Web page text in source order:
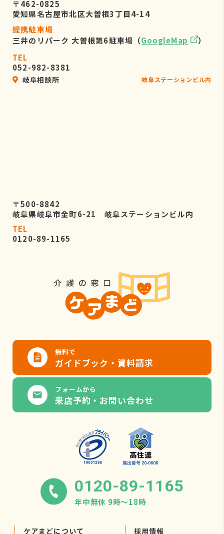
〒462-0825
愛知県名古屋市北区大曽根3丁目4-14
提携駐車場
三井のリパーク 大曽根第6駐車場（GoogleMap
）
TEL
052-982-8381
岐阜相談所 岐阜ステーションビル内
〒500-8842
岐阜県岐阜市金町6-21 岐阜ステーションビル内
TEL
0120-89-1165
無料で
ガイドブック・資料請求
フォームから
来店予約・お問い合わせ
0120-89-1165
年中無休 9時〜18時
ケアまどについて 採用情報